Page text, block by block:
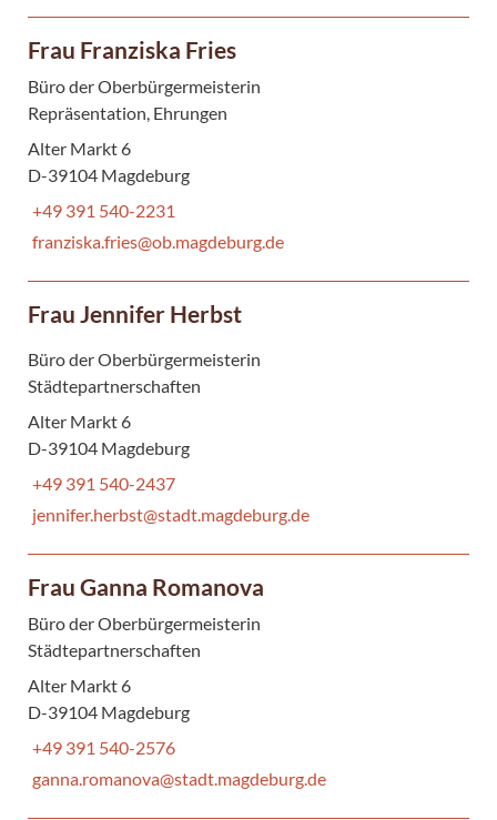
Frau Franziska Fries
Büro der Oberbürgermeisterin
Repräsentation, Ehrungen
Alter Markt 6
D-39104 Magdeburg
+49 391 540-2231
franziska.fries@ob.magdeburg.de
Frau Jennifer Herbst
Büro der Oberbürgermeisterin
Städtepartnerschaften
Alter Markt 6
D-39104 Magdeburg
+49 391 540-2437
jennifer.herbst@stadt.magdeburg.de
Frau Ganna Romanova
Büro der Oberbürgermeisterin
Städtepartnerschaften
Alter Markt 6
D-39104 Magdeburg
+49 391 540-2576
ganna.romanova@stadt.magdeburg.de